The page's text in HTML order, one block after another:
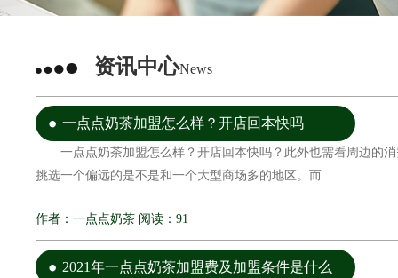
资讯中心News
一点点奶茶加盟怎么样？开店回本快吗
一点点奶茶加盟怎么样？开店回本快吗？此外也需看周边的
挑选一个偏远的是不是和一个大型商场多的地区。而...
作者：一点点奶茶 阅读：91
2021年一点点奶茶加盟费及加盟条件是什么